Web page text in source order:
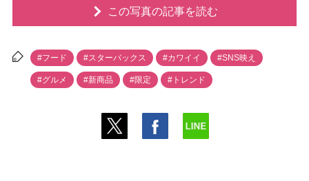
この写真の記事を読む
#フード #スターバックス #カワイイ #SNS映え
#グルメ #新商品 #限定 #トレンド